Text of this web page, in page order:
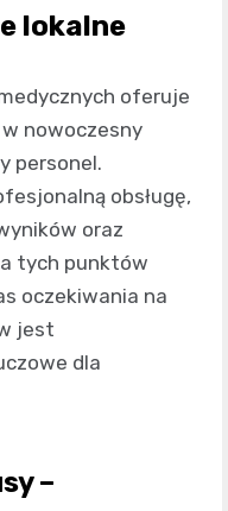
lokalne
oferuje
nowoczesny
personel.
obsługę,
oraz
tych punktów
oczekiwania na
jest
dla
–